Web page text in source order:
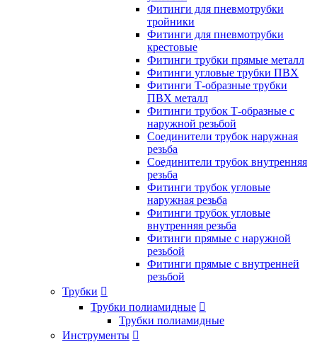
Фитинги для пневмотрубки
тройники
Фитинги для пневмотрубки
крестовые
Фитинги трубки прямые металл
Фитинги угловые трубки ПВХ
Фитинги Т-образные трубки
ПВХ металл
Фитинги трубок Т-образные с
наружной резьбой
Соединители трубок наружная
резьба
Соединители трубок внутренняя
резьба
Фитинги трубок угловые
наружная резьба
Фитинги трубок угловые
внутренняя резьба
Фитинги прямые с наружной
резьбой
Фитинги прямые с внутренней
резьбой
Трубки 
Трубки полиамидные 
Трубки полиамидные
Инструменты 